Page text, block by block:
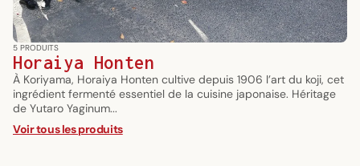
5 PRODUITS
Horaiya Honten
À Koriyama, Horaiya Honten cultive depuis 1906 l’art du koji, cet
ingrédient fermenté essentiel de la cuisine japonaise. Héritage
de Yutaro Yaginum...
Voir tous les produits